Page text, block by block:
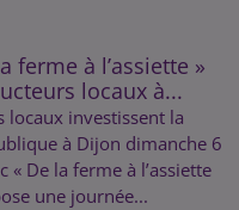
ferme à l’assiette »
locaux à...
locaux investissent la
à Dijon dimanche 6
« De la ferme à l’assiette
une journée...